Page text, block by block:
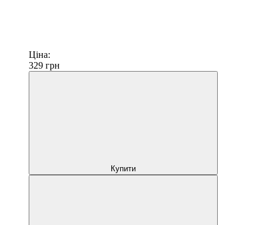
Ціна:
329 грн
Купити